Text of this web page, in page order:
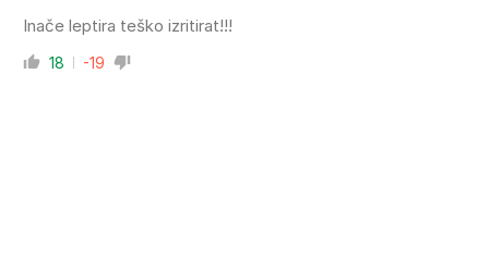
Inače leptira teško izritirat!!!
18 -19